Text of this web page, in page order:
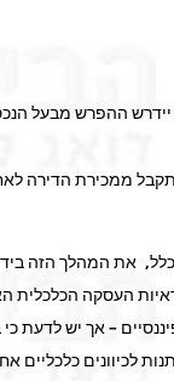
ממכירת הדירה
את המהלך הזה
העסקה הכלכלית
– אך יש
מקבילה בכ 1% – כך שכדאיות